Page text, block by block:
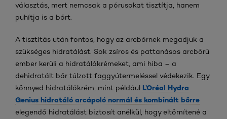
választás, mert nemcsak a pórusokat tisztítja, hanem
puhítja is a bőrt.
A tisztítás után fontos, hogy az arcbőrnek megadjuk a
szükséges hidratálást. Sok zsíros és pattanásos arcbőrű
ember kerüli a hidratálókrémeket, ami hiba – a
dehidratált bőr túlzott faggyútermeléssel védekezik. Egy
könnyed hidratálókrém, mint például L’Oréal Hydra
Genius hidratáló arcápoló normál és kombinált bőrre
elegendő hidratálást biztosít anélkül, hogy eltömítené a